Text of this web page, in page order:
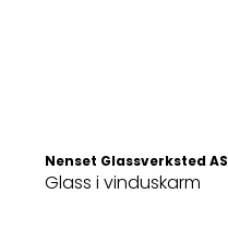
Nenset Glassverksted AS
Glass i vinduskarm